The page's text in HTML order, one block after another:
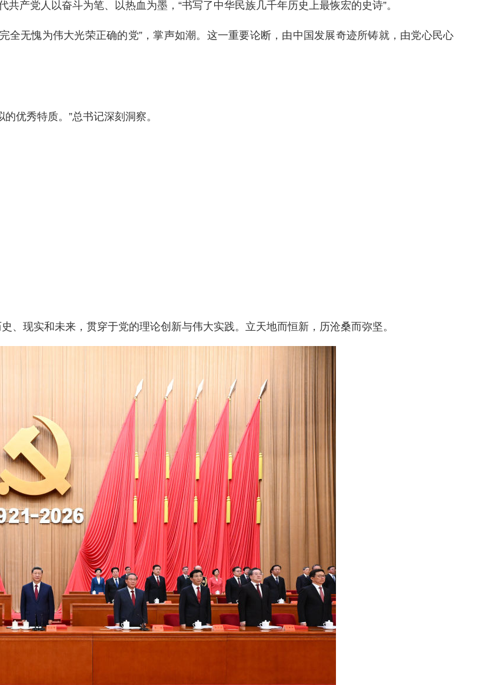
产党人以奋斗为笔、以热血为墨，“书写了中华民族几千年历史上最恢宏的史诗”。
全无愧为伟大光荣正确的党”，掌声如潮。这一重要论断，由中国发展奇迹所铸就，由党心民心
优秀特质。”总书记深刻洞察。
、现实和未来，贯穿于党的理论创新与伟大实践。立天地而恒新，历沧桑而弥坚。